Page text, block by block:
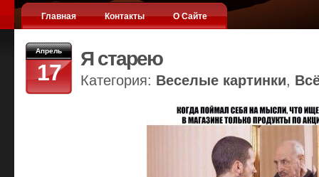
Главная Контакты О Сайте
Апрель
17
Я старею
Категория: Веселые картинки,